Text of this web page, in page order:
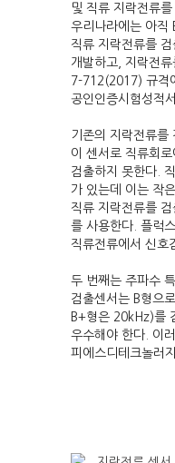
및 직류 지락전류
우리나라에는 아직
직류 지락전류를
개발하고, 지락전
7-712(2017) 규격
공인인증시험성적
기존의 지락전류를
이 센서로 직류회
검출하지 못한다.
가 있는데 이는 작
직류 지락전류를
를 사용한다. 플럭
직류전류에서 신호
두 번째는 주파수
검출센서는 B형으
B+형은 20kHz)를
우수해야 한다. 이
피에스디테크놀러